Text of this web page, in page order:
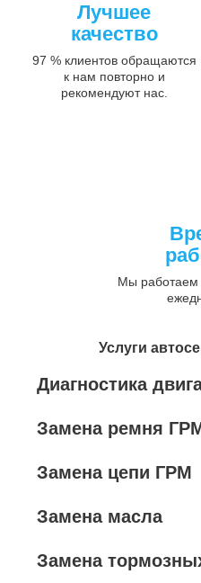
Лучшее
качество
97 % клиентов обращаются
к нам повторно и
рекомендуют нас.
Мы работаем
Услуги
Диагностика
Замена ремня
Замена цепи ГРМ
Замена масла
Замена